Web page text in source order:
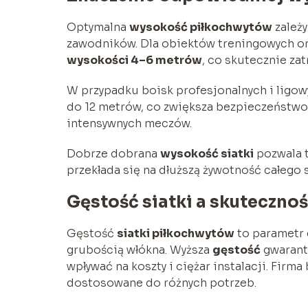
Optymalna wysokość piłkochwytów
zawodników. Dla obiektów treningowych
wysokości 4–6 metrów, co skutecznie
W przypadku boisk profesjonalnych i
do 12 metrów, co zwiększa
intensywnych meczów.
Dobrze dobrana wysokość siatki pozwala
przekłada się na dłuższą żywotność całego
Gęstość siatki a
Gęstość siatki piłkochwytówto parametr
grubością włókna. Wyższa gęstość
wpływać na koszty i ciężar instalacji.
dostosowane do różnych potrzeb.